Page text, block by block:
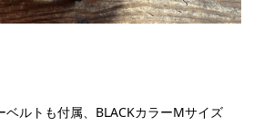
ベルトも付属、BLACKカラーMサイズ